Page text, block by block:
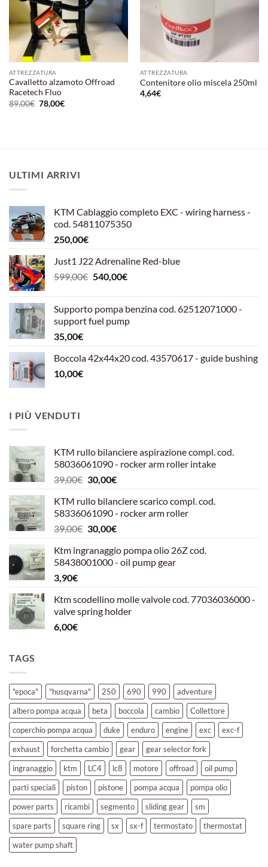
ATTREZZATURA
Cavalletto alzamoto Offroad
Racetech Fluo
89,00€ Il
prezzo
78,00€Il
ATTREZZATURA
Contenitore olio miscela 250ml
4,64€
ULTIMI ARRIVI
KTM Cablaggio completo EXC - wiring harness -
cod. 54811075350
250,00€
Just1 J22 Adrenaline Red-blue
599,00€ Il
era:
599,00€.
540,00€Il
è:
540,00€.
Supporto pompa benzina cod. 62512071000 -
support fuel pump
35,00€
Boccola 42x44x20 cod. 43570617 - guide bushing
10,00€
I PIÙ VENDUTI
KTM rullo bilanciere aspirazione compl. cod.
58036061090 - rocker arm roller intake
39,00€ Il
originale
era:
39,00€.
30,00€Il
attuale
è:
30,00€.
KTM rullo bilanciere scarico compl. cod.
58336061090 - rocker arm roller
39,00€ Il
originale
era:
30,00€Il
attuale
è:
Ktm ingranaggio pompa olio 26Z cod.
58438001000 - oil pump gear
3,90€
Ktm scodellino molle valvole cod. 77036036000 -
valve spring holder
6,00€
TAGS
"epoca" "husqvarna" 250 690 990
adventure
albero pompa acqua
beta boccola cambio
Collettore
coperchio pompa acqua
duke enduro engine exc
exc-f
exhaust
forchetta cambio gear
gear selector fork
ingranaggio
ktm LC4 lc8 motore offroad
oil pump
parti speciali
piston pistone pompa acqua
pompa olio
power parts
ricambi segmento sliding gear
sm
spare parts
square ring sx sx-f termostato
thermostat
water pump shaft